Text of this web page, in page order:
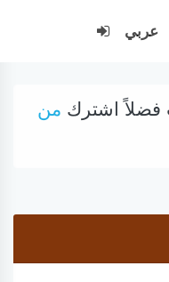
عربي
فضلاً اشترك من